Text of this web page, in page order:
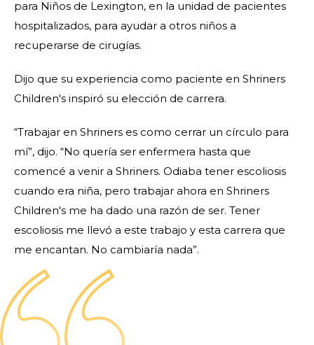
para Niños de Lexington, en la unidad de pacientes
hospitalizados, para ayudar a otros niños a
recuperarse de cirugías.
Dijo que su experiencia como paciente en Shriners
Children's inspiró su elección de carrera.
“Trabajar en Shriners es como cerrar un círculo para
mí”, dijo. “No quería ser enfermera hasta que
comencé a venir a Shriners. Odiaba tener escoliosis
cuando era niña, pero trabajar ahora en Shriners
Children's me ha dado una razón de ser. Tener
escoliosis me llevó a este trabajo y esta carrera que
me encantan. No cambiaría nada”.